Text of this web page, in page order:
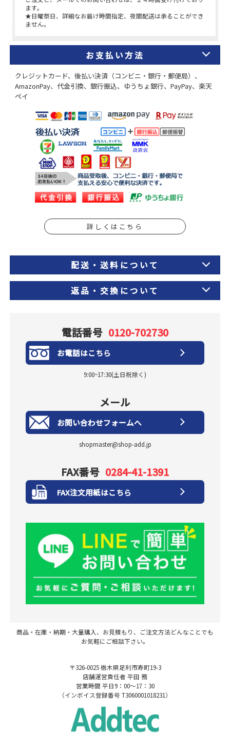
お支払い方法
クレジットカード、後払い決済（コンビニ・銀行・郵便局）、
AmazonPay、代金引換、銀行振込、ゆうちょ銀行、PayPay、楽天
ペイ
詳しくはこちら
配送・送料について
返品・交換について
電話番号 0120-702730
お電話はこちら
9:00~17:30(土日祝除く)
メール
お問い合わせフォームへ
shopmaster@shop-add.jp
FAX番号 0284-41-1391
FAX注文用紙はこちら
商品・在庫・納期・大量購入、お見積もり、ご注文方法どんなことでも
お気軽にご相談下さい。
〒326-0025 栃木県足利市寿町19-3
店舗運営責任者 平田 務
営業時間 平日9：00～17：30
（インボイス登録番号 T3060001018231）